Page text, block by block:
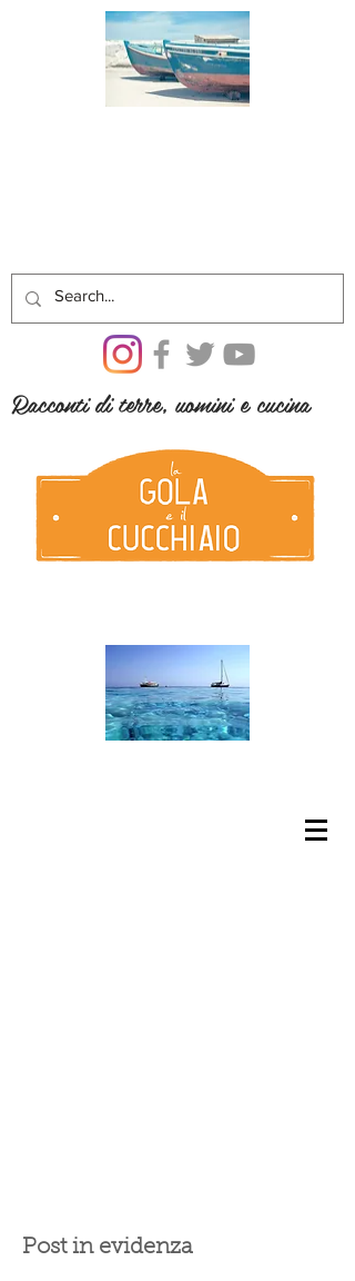
Racconti di terre, uomini e cucina
Post in evidenza